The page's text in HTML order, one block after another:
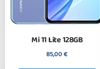
Mi 11 Lite 128GB
85,00€